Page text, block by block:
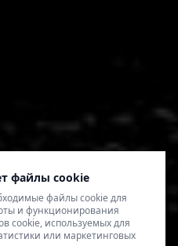
файлы cookie
файлы cookie для
и функционирования
cookie, используемых для
или маркетинговых